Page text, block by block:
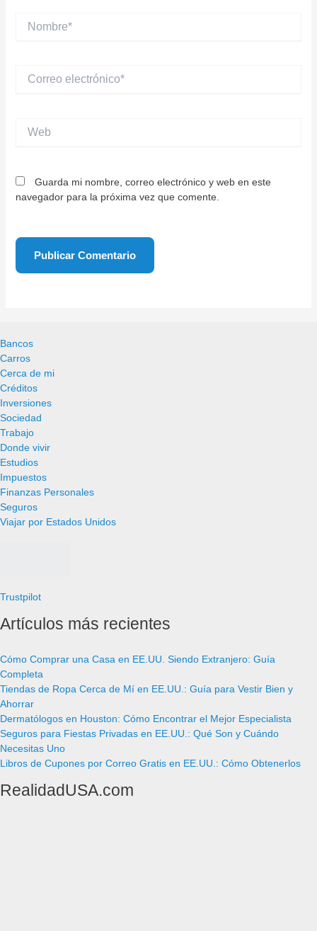
electrónico*
Guarda mi nombre, correo electrónico y web en este
navegador para la próxima vez que comente.
Bancos
Carros
Cerca de mi
Créditos
Inversiones
Sociedad
Trabajo
Donde vivir
Estudios
Impuestos
Finanzas Personales
Seguros
Viajar por Estados Unidos
Trustpilot
Artículos más recientes
Cómo Comprar una Casa en EE.UU. Siendo Extranjero: Guía
Completa
Tiendas de Ropa Cerca de Mí en EE.UU.: Guía para Vestir Bien y
Ahorrar
Dermatólogos en Houston: Cómo Encontrar el Mejor Especialista
Seguros para Fiestas Privadas en EE.UU.: Qué Son y Cuándo
Necesitas Uno
Libros de Cupones por Correo Gratis en EE.UU.: Cómo Obtenerlos
RealidadUSA.com